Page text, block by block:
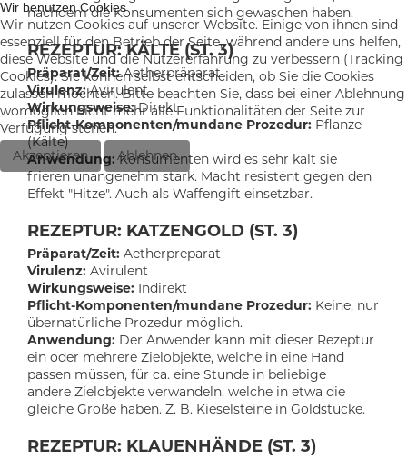
nachdem die Konsumenten sich gewaschen haben.
REZEPTUR: KÄLTE (ST. 3)
Präparat/Zeit:Aetherpräparat
Virulenz:Avirulent
Wirkungsweise:Direkt
Pflicht-Komponenten/mundane Prozedur: Pflanze
(Kälte)
Anwendung:Konsumenten wird es sehr kalt sie
frieren unangenehm stark. Macht resistent gegen den
Effekt "Hitze". Auch als Waffengift einsetzbar.
REZEPTUR: KATZENGOLD (ST. 3)
Präparat/Zeit: Aetherpreparat
Virulenz: Avirulent
Wirkungsweise: Indirekt
Pflicht-Komponenten/mundane Prozedur: Keine, nur
übernatürliche Prozedur möglich.
Anwendung: Der Anwender kann mit dieser Rezeptur
ein oder mehrere Zielobjekte, welche in eine Hand
passen müssen, für ca. eine Stunde in beliebige
andere Zielobjekte verwandeln, welche in etwa die
gleiche Größe haben. Z. B. Kieselsteine in Goldstücke.
REZEPTUR: KLAUENHÄNDE (ST. 3)
Wir benutzen Cookies
Wir nutzen Cookies auf unserer Website. Einige von ihnen sind
essenziell für den Betrieb der Seite, während andere uns helfen,
diese Website und die Nutzererfahrung zu verbessern (Tracking
Cookies). Sie können selbst entscheiden, ob Sie die Cookies
zulassen möchten. Bitte beachten Sie, dass bei einer Ablehnung
womöglich nicht mehr alle Funktionalitäten der Seite zur
Verfügung stehen.
Akzeptieren
Ablehnen